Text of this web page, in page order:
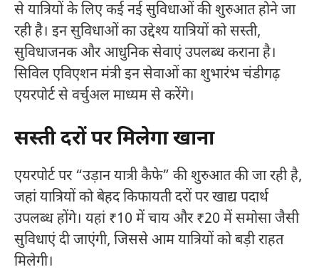
से यात्रियों के लिए कई नई सुविधाओं की शुरुआत होने जा
रही है। इन सुविधाओं का उद्देश्य यात्रियों को सस्ती,
सुविधाजनक और आधुनिक सेवाएं उपलब्ध कराना है।
सिविल एविएशन मंत्री इन सेवाओं का शुभारंभ चंडीगढ़
एयरपोर्ट से वर्चुअल माध्यम से करेंगे।
सस्ती दरों पर मिलेगा खाना
एयरपोर्ट पर “उड़ान यात्री कैफे” की शुरुआत की जा रही है,
जहां यात्रियों को बेहद किफायती दरों पर खाद्य पदार्थ
उपलब्ध होंगे। यहां ₹10 में चाय और ₹20 में समोसा जैसी
सुविधाएं दी जाएंगी, जिससे आम यात्रियों को बड़ी राहत
मिलेगी।